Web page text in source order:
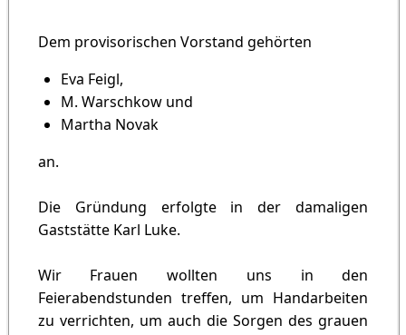
Dem provisorischen Vorstand gehörten
Eva Feigl,
M. Warschkow und
Martha Novak
an.
Die Gründung erfolgte in der damaligen
Gaststätte Karl Luke.
Wir Frauen wollten uns in den
Feierabendstunden treffen, um Handarbeiten
zu verrichten, um auch die Sorgen des grauen